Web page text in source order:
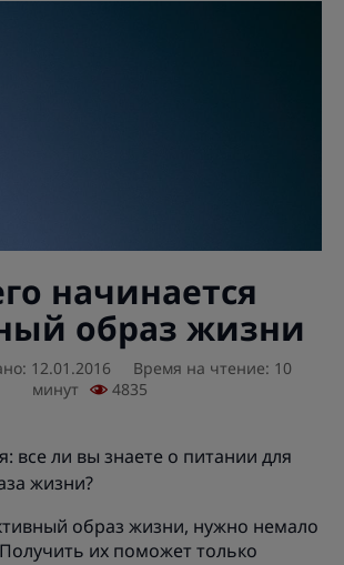
начинается
образ жизни
12.01.2016
Время на чтение: 10
минут
4835
все ли вы знаете о питании для
жизни?
образ жизни, нужно немало
их поможет только